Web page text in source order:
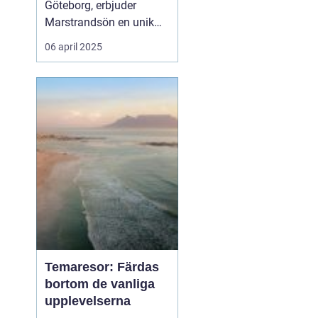
Göteborg, erbjuder
Marstrandsön en unik
kombination av historia
och naturskönhet, vilket
resmål för turister från
hela världen. Med dess
charmiga a...
06 april 2025
Temaresor: Färdas
bortom de vanliga
upplevelserna